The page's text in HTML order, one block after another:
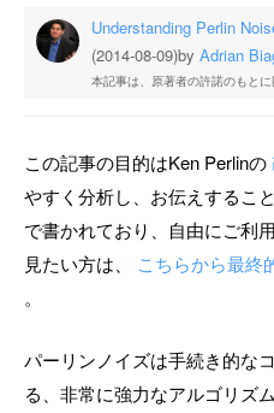
Understanding Perlin
(2014-08-09)by Adrian
本記事は、原著者の許諾のもとに
この記事の目的はKen Perlinの
やすく分析し、お伝えするこ
で書かれており、自由にご利
見たい方は、 こちらから最終
。
パーリンノイズは手続き的な
る、非常に強力なアルゴリズ